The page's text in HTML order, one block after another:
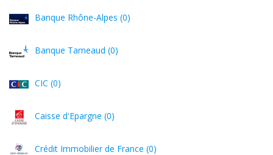
Banque Rhône-Alpes (0)
Banque Tarneaud (0)
CIC (0)
Caisse d'Epargne (0)
Crédit Immobilier de France (0)